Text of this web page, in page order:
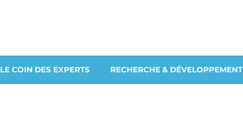
LE COIN DES EXPERTS RECHERCHE & DÉVELOPPEMENT